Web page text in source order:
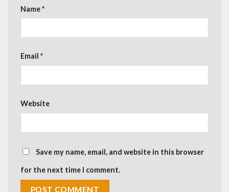
Name*
Email *
Website
Save my name, email, and website in this browser
for the next time I comment.